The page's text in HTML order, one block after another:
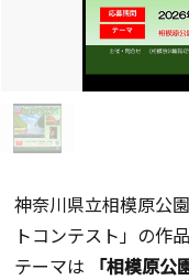
神奈川県立相模原公
トコンテスト」の作
テーマは
「相模原